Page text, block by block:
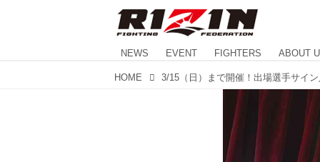
NEWS EVENT FIGHTERS ABOUT
HOME